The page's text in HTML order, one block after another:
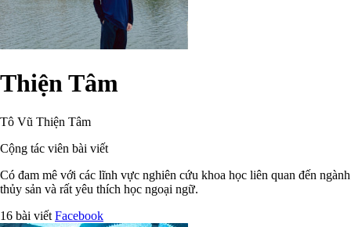
Thiện Tâm
Tô Vũ Thiện Tâm
Cộng tác viên bài viết
Có đam mê với các lĩnh vực nghiên cứu khoa học liên quan đến ngành
thủy sản và rất yêu thích học ngoại ngữ.
16 bài viết Facebook